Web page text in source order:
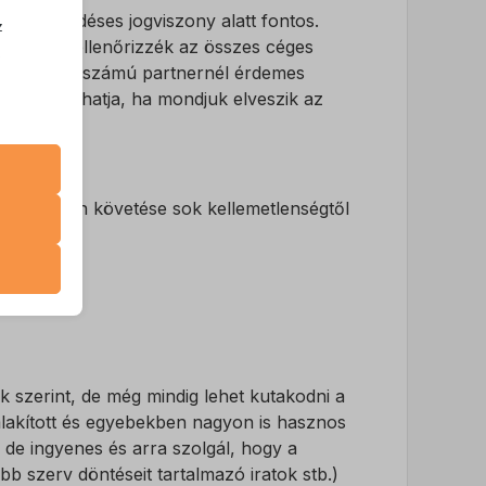
szerződéses jogviszony alatt fontos.
ellenőrizzék az összes céges
de kisszámú partnernél érdemes
ha mondjuk elveszik az
nyomon követése sok kellemetlenségtől
de még mindig lehet kutakodni a
és egyebekben nagyon is hasznos
ingyenes és arra szolgál, hogy a
szerv döntéseit tartalmazó iratok stb.)